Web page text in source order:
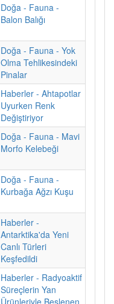
Doğa - Fauna -
Balon Balığı
Doğa - Fauna - Yok
Olma Tehlikesindeki
Pinalar
Haberler - Ahtapotlar
Uyurken Renk
Değiştiriyor
Doğa - Fauna - Mavi
Morfo Kelebeği
Doğa - Fauna -
Kurbağa Ağzı Kuşu
Haberler -
Antarktika'da Yeni
Canlı Türleri
Keşfedildi
Haberler - Radyoaktif
Süreçlerin Yan
Ürünleriyle Beslenen